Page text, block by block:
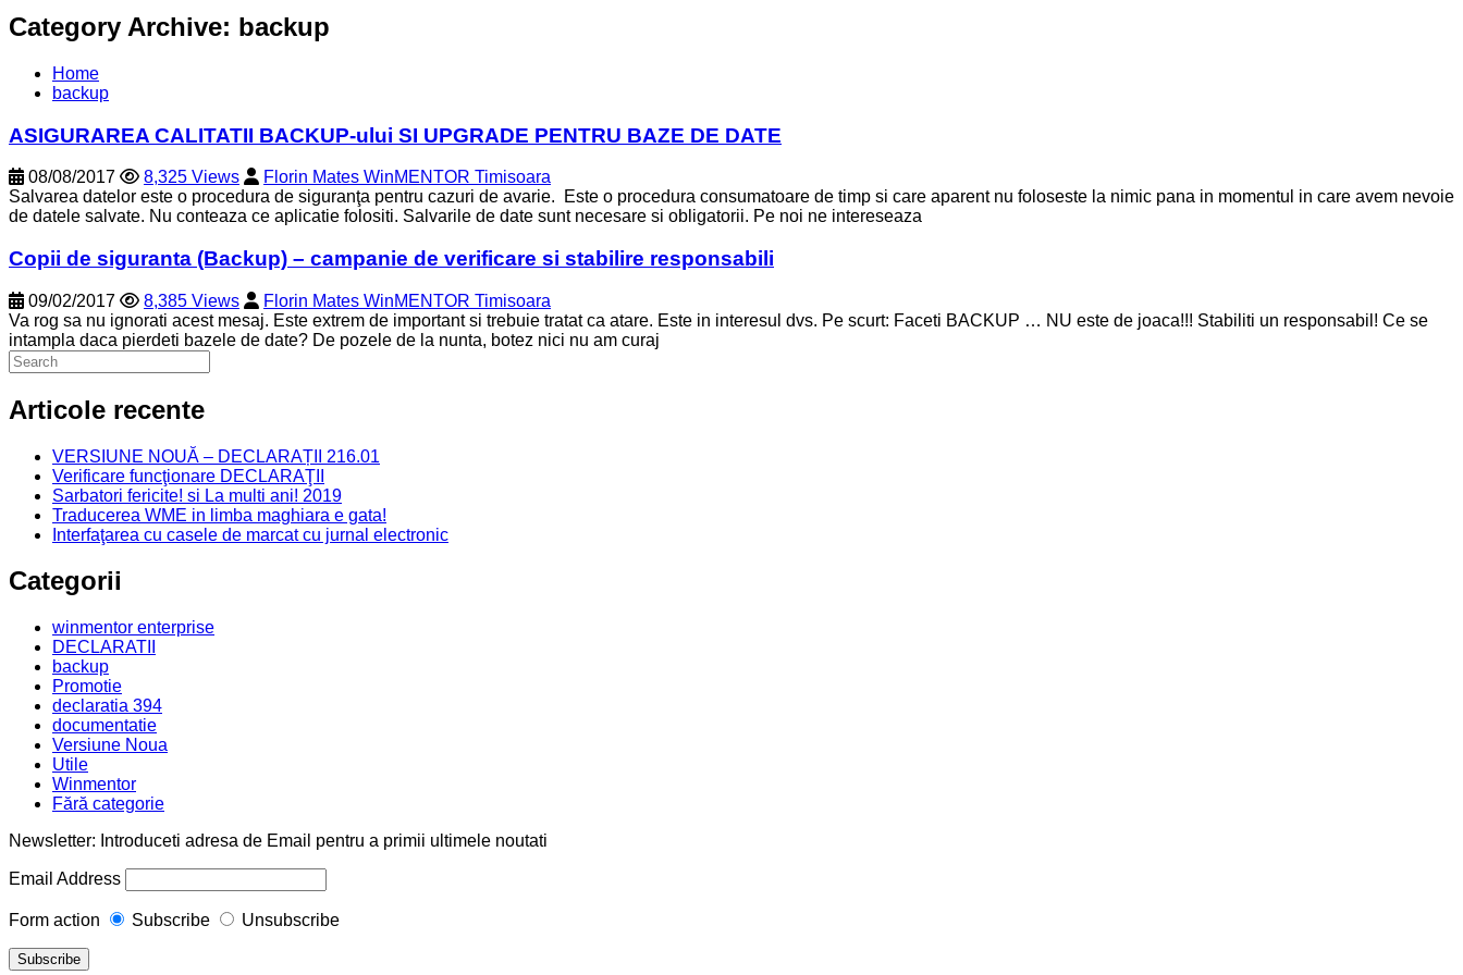
Category Archive: backup
Home
backup
ASIGURAREA CALITATII BACKUP-ului SI UPGRADE PENTRU BAZE DE DATE
08/08/2017 8,325 Views
Florin Mates WinMENTOR Timisoara
Salvarea datelor este o procedura de siguranţa pentru cazuri de avarie. Este o procedura consumatoare de timp si care aparent nu foloseste la nimic pana in momentul in care avem nevoie
de datele salvate. Nu conteaza ce aplicatie folositi. Salvarile de date sunt necesare si obligatorii. Pe noi ne intereseaza
Copii de siguranta (Backup) – campanie de verificare si stabilire responsabili
09/02/2017 8,385 Views
Florin Mates WinMENTOR Timisoara
Va rog sa nu ignorati acest mesaj. Este extrem de important si trebuie tratat ca atare. Este in interesul dvs. Pe scurt: Faceti BACKUP … NU este de joaca!!! Stabiliti un responsabil! Ce se
intampla daca pierdeti bazele de date? De pozele de la nunta, botez nici nu am curaj
Articole recente
VERSIUNE NOUĂ – DECLARAȚII 216.01
Verificare funcţionare DECLARAŢII
Sarbatori fericite! si La multi ani! 2019
Traducerea WME in limba maghiara e gata!
Interfaţarea cu casele de marcat cu jurnal electronic
Categorii
winmentor enterprise
DECLARATII
backup
Promotie
declaratia 394
documentatie
Versiune Noua
Utile
Winmentor
Fără categorie
Newsletter: Introduceti adresa de Email pentru a primii ultimele noutati
Email Address
Form action Subscribe Unsubscribe